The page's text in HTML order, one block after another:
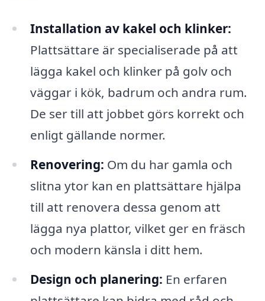
Installation av kakel och klinker:
Plattsättare är specialiserade på att
lägga kakel och klinker på golv och
väggar i kök, badrum och andra rum.
De ser till att jobbet görs korrekt och
enligt gällande normer.
Renovering: Om du har gamla och
slitna ytor kan en plattsättare hjälpa
till att renovera dessa genom att
lägga nya plattor, vilket ger en fräsch
och modern känsla i ditt hem.
Design och planering: En erfaren